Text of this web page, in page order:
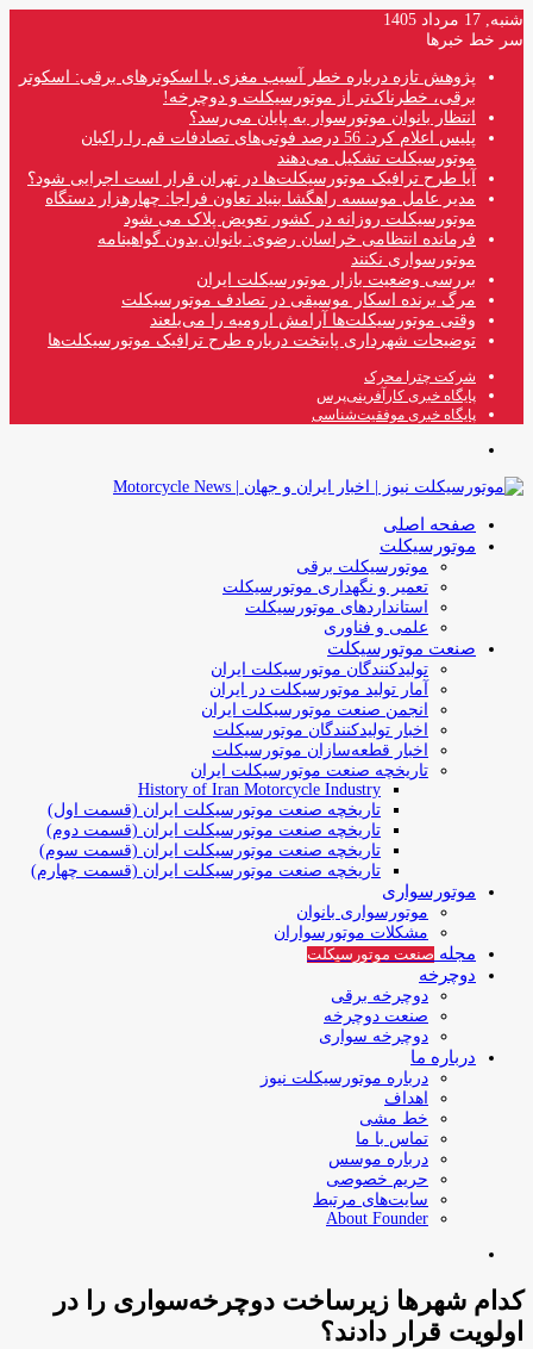
شنبه, 17 مرداد 1405
سر خط خبرها
پژوهش تازه درباره خطر آسیب مغزی با اسکوترهای برقی: اسکوتر
برقی، خطرناک‌تر از موتورسیکلت و دوچرخه!
انتظار بانوان موتورسوار به پایان می‌رسد؟
پلیس اعلام کرد: 56 درصد فوتی‌های تصادفات قم را راکبان
موتورسیکلت تشکیل می‌دهند
آیا طرح ترافیک موتورسیکلت‌ها در تهران قرار است اجرایی شود؟
مدیر عامل موسسه راهگشا بنیاد تعاون فراجا: چهارهزار دستگاه
موتورسیکلت روزانه در کشور تعویض پلاک می شود
فرمانده انتظامی خراسان رضوی: بانوان بدون گواهینامه
موتورسواری نکنند
بررسی وضعیت بازار موتورسیکلت ایران
مرگ برنده اسکار موسیقی در تصادف موتورسیکلت
وقتی موتورسیکلت‌ها آرامش ارومیه را می‌بلعند
توضیحات شهرداری پایتخت درباره طرح ترافیک موتورسیکلت‌ها
شرکت چترا محرک
پایگاه خبری کارآفرینی‌پرس
پایگاه خبری موفقیت‌شناسی
صفحه اصلی
موتورسیکلت
موتورسیکلت برقی
تعمیر و نگهداری موتورسیکلت
استانداردهای موتورسیکلت
علمی و فناوری
صنعت موتورسیکلت
تولیدکنندگان موتورسیکلت ایران
آمار تولید موتورسیکلت در ایران
انجمن صنعت موتورسیکلت ایران
اخبار تولیدکنندگان موتورسیکلت
اخبار قطعه‌سازان موتورسیکلت
تاریخچه صنعت موتورسیکلت ایران
History of Iran Motorcycle Industry
تاریخچه صنعت موتورسیکلت ایران (قسمت اول)
تاریخچه صنعت موتورسیکلت ایران (قسمت دوم)
تاریخچه صنعت موتورسیکلت ایران (قسمت سوم)
تاریخچه صنعت موتورسیکلت ایران (قسمت چهارم)
موتورسواری
موتورسواری بانوان
مشکلات موتورسواران
مجله صنعت موتورسیکلت
دوچرخه
دوچرخه برقی
صنعت دوچرخه
دوچرخه سواری
درباره ما
درباره موتورسیکلت نیوز
اهداف
خط مشی
تماس با ما
درباره موسس
حریم خصوصی
سایت‌های مرتبط
About Founder
کدام شهرها زیرساخت دوچرخه‌سواری را در
اولویت قرار دادند؟